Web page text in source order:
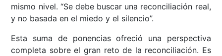
mismo nivel. “Se debe buscar una reconciliación real,
y no basada en el miedo y el silencio”.
Esta suma de ponencias ofreció una perspectiva
completa sobre el gran reto de la reconciliación. Es